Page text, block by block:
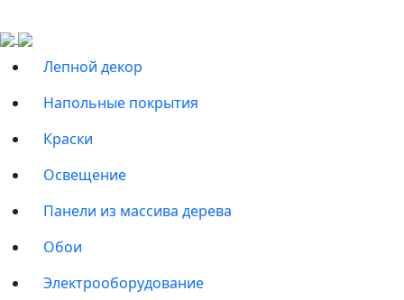
Лепной декор
Напольные покрытия
Краски
Освещение
Панели из массива дерева
Обои
Электрооборудование